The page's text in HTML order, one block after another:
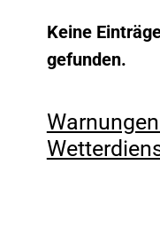
Keine
gefunden.